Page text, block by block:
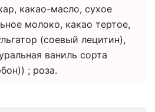
какао-масло, сухое
молоко, какао тертое,
(соевый лецитин),
ваниль сорта
; роза.